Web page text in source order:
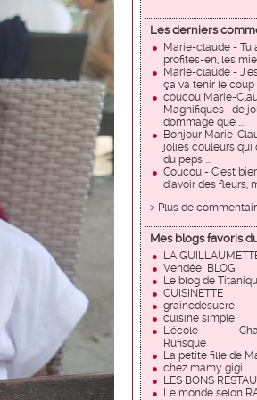
Les derniers
Marie-claude - Tu
profites-en, les
Marie-claude -
ça va tenir le coup
coucou Marie-
Magnifiques ! de
dommage que ...
Bonjour Marie-
jolies couleurs qui
du peps ...
Coucou - C'est
d'avoir des fleurs,
> Plus de
Mes blogs favoris
LA
Vendée "BLOG"
Le blog de
CUISINETTE
grainedesucre
cuisine simple
L'école
Rufisque
La petite fille de
chez mamy gigi
LES BONS
Le monde selon